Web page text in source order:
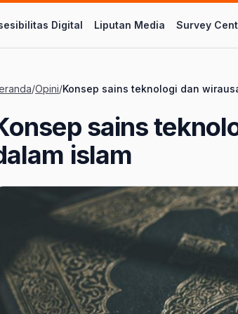
Digital Liputan Media Survey
/Opini/Konsep sains teknologi dan
sains
islam